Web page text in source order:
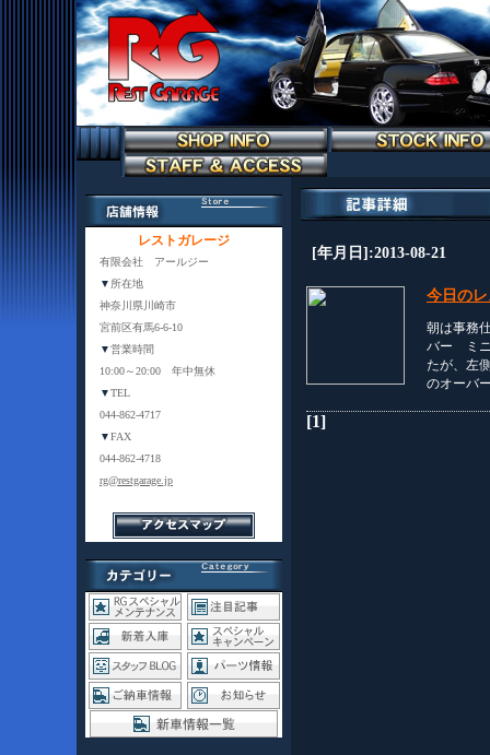
レストガレージ
有限会社 アールジー
▼ 所在地
神奈川県川崎市
宮前区有馬6-6-10
▼営業時間
10:00～20:00 年中無休
▼TEL
044-862-4717
▼FAX
044-862-4718
rg@restgarage.jp
[年月日]:2013-08-21
今日の
朝は事務
バー ミニ
たが、左
のオーバ
[1]